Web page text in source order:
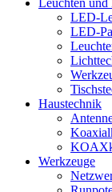
LED-
LED-
Haustechnik
Werkzeuge